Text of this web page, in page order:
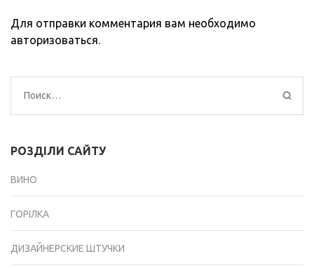
Для отправки комментария вам необходимо
авторизоваться.
Найти:
РОЗДІЛИ САЙТУ
ВИНО
ГОРІЛКА
ДИЗАЙНЕРСКИЕ ШТУЧКИ